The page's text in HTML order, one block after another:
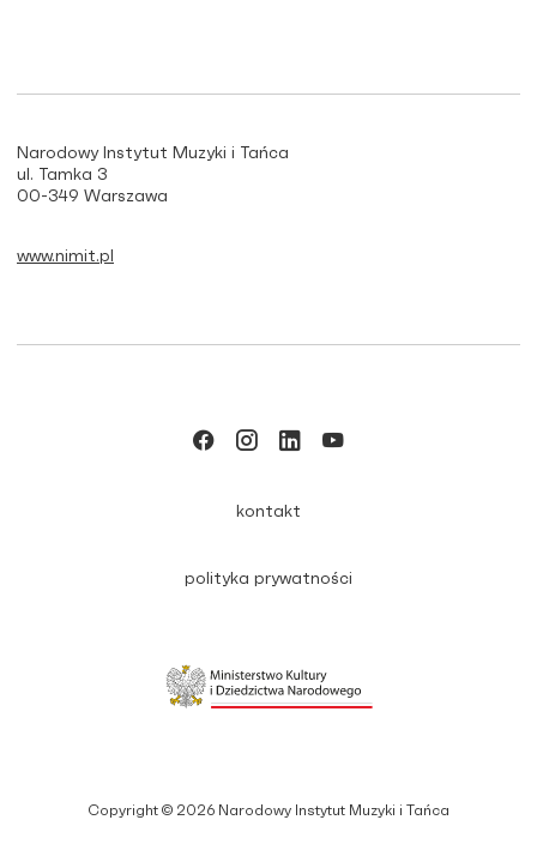
Narodowy Instytut Muzyki i Tańca
ul. Tamka 3
00-349 Warszawa
www.nimit.pl
Copyright © 2026 Narodowy Instytut Muzyki i Tańca
kontakt
polityka prywatności